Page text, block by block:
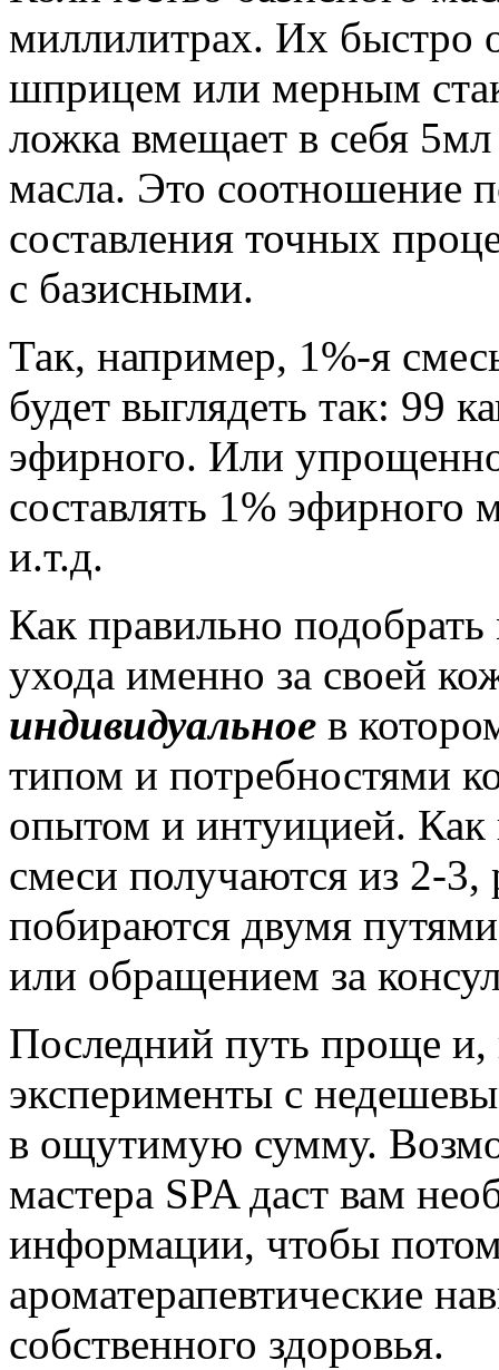
миллилитрах. Их быстро
шприцем или мерным
ложка вмещает в себя
масла. Это соотношение
составления точных
с базисными.
Так, например, 1%-я
будет выглядеть так: 99
эфирного. Или
составлять 1% эфирного
и.т.д.
Как правильно
ухода именно за своей
индивидуальное в
типом и потребностями
опытом и интуицией.
смеси получаются из 2-
побираются двумя
или обращением за
Последний путь проще и,
эксперименты с
в ощутимую сумму.
мастера SPA даст вам
информации, чтобы
ароматерапевтические
собственного здоровья.